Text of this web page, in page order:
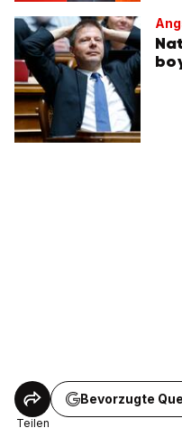
Teilen
Bevorzugte